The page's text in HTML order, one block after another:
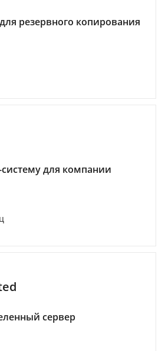
резервного копирования
для компании
сервер